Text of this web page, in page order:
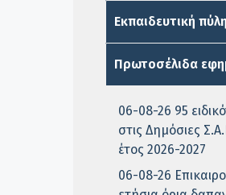
Εκπαιδευτική
Πρωτοσέλιδα
06-08-26 95
στις Δημόσιες
έτος 2026-2027
06-08-26